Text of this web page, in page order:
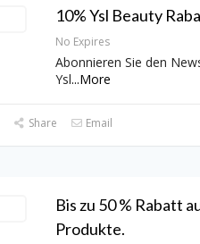
10% Ysl Beauty
No Expires
Abonnieren Sie den
Ysl...More
Share Email
Bis zu 50 % Rabatt
Produkte.